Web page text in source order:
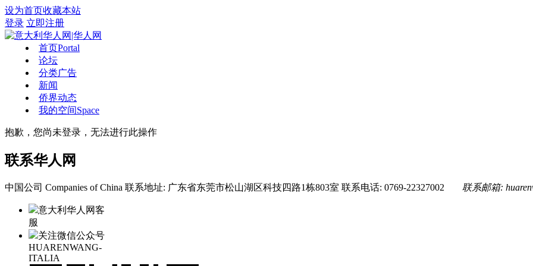
设为首页收藏本站
登录 立即注册
首页Portal
论坛
分类广告
新闻
侨界动态
我的空间Space
抱歉，您尚未登录，无法进行此操作
联系华人网
中国公司 Companies of China 联系地址: 广东省东莞市松山湖区科技四路1栋803室 联系电话: 0769-22327002 联系邮箱:
意大利华人网客
服
关注微信公众号
HUARENWANG-
ITALIA